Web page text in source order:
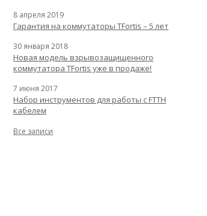
8 апреля 2019
Гарантия на коммутаторы TFortis – 5 лет
30 января 2018
Новая модель взрывозащищенного
коммутатора TFortis уже в продаже!
7 июня 2017
Набор инструментов для работы с FTTH
кабелем
Все записи